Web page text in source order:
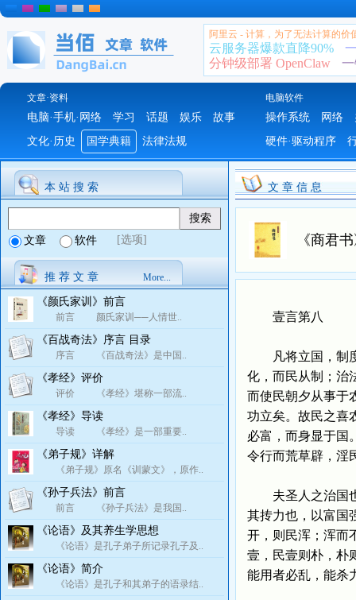
阿里云 - 计算，为了无法计算的价
云服务器爆款直降90%
分钟级部署 OpenClaw
文章·资料 电脑软件
电脑·手机·网络 学习 话题 娱乐
故事
文化·历史
国学典籍 法律法规
操作系统 网络
硬件·驱动程序
本 站 搜 索
文章 软件 [选项]
推 荐 文 章 More...
《颜氏家训》前言
前言 颜氏家训──人情世..
《百战奇法》序言 目录
序言 《百战奇法》是中国..
《孝经》评价
评价 《孝经》堪称一部流..
《孝经》导读
导读 《孝经》是一部重要..
《弟子规》详解
《弟子规》原名《训蒙文》，原作..
《孙子兵法》前言
前言 《孙子兵法》是我国..
《论语》及其养生学思想
《论语》是孔子弟子所记录孔子及..
《论语》简介
《论语》是孔子和其弟子的语录结..
文 章 信 息
《商君
壹言第八
凡将立国，制度
化，而民从制；治
而使民朝夕从事于
功立矣。故民之喜
必富，而身显于国
令行而荒草辟，淫
夫圣人之治国也
其抟力也，以富国
开，则民浑；浑而
壹，民壹则朴，朴
能用者必乱，能杀